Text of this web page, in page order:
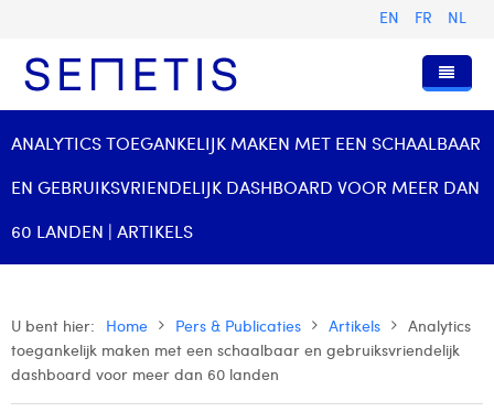
EN FR NL
Digital Advertising
Digital Business Intelligence
Trainingen
Onze Geschiedenis
Anouk Allegaert
Onze Waarden
Pers & Publicaties
Presentaties en Cases
Vacatures
ANALYTICS TOEGANKELIJK MAKEN MET EEN SCHAALBAAR
EN GEBRUIKSVRIENDELIJK DASHBOARD VOOR MEER DAN
60 LANDEN | ARTIKELS
U bent hier: Home Pers & Publicaties Artikels
Analytics
toegankelijk maken met een schaalbaar en gebruiksvriendelijk
dashboard voor meer dan 60 landen